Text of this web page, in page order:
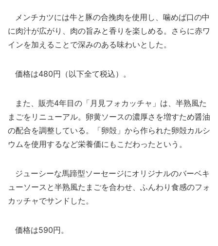
メンチカツには牛と豚の合挽肉を使用し、噛めば口の中
に肉汁が広がり、肉の旨みと香りを楽しめる。さらに赤ワ
インを加えることで深みのある味わいとした。
価格は480円（以下全て税込）。
また、販売4年目の「月見フォカッチャ」は、半熟風た
まごをリニューアル。卵黄ソースの濃厚さを増すため醤油
の配合を調整している。「卵殻」から作られた卵殻カルシ
ウムを使用するなど栄養価にもこだわったという。
ジューシーな馬蹄型ソーセージにオリジナルのバーベキ
ューソースと半熟風たまごを合わせ、ふんわり食感のフォ
カッチャでサンドした。
価格は590円。